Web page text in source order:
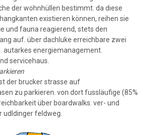
der wohnhüllen bestimmt. da diese
existieren können, reihen sie
und fauna reagierend, stets den
auf. über dachluke erreichbare zwei
autarkes energiemanagement.
servicehaus.
der brucker strasse auf
zu parkieren. von dort fussläufige (85%
über boardwalks. ver- und
udldinger feldweg.